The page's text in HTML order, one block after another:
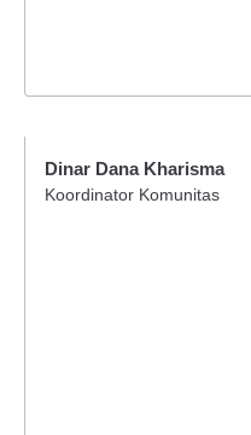
Dinar Dana Kharisma
Koordinator Komunitas